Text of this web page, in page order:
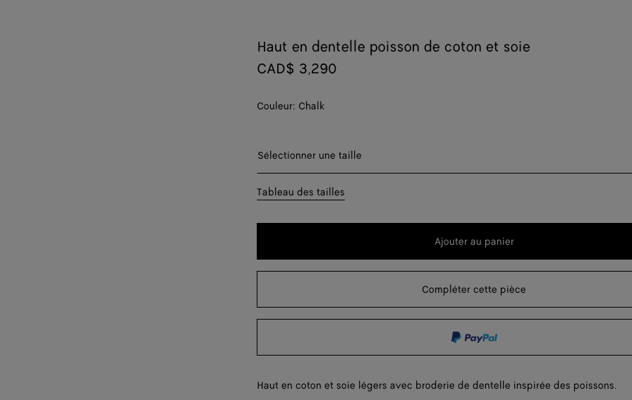
Haut en dentelle poisson de coton et soie
CAD$ 3,290
Couleur: Chalk
Sélectionner une taille
Sélectionner une taille
XS
L Disponibilité
Tableau des tailles
Ajouter
Ajouter au panier
Sélectionner
Compléter cette pièce
Haut en coton et soie légers avec broderie de dentelle inspirée des poissons.